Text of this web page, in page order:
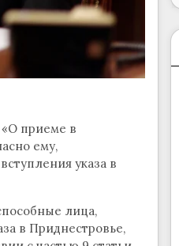
«О приеме в
ему,
указа в
лица,
в Приднестровье,